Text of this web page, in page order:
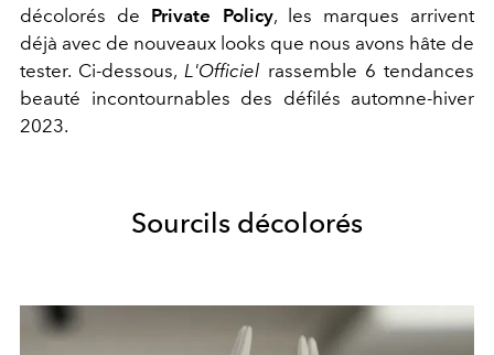
décolorés de Private Policy, les marques arrivent
déjà avec de nouveaux looks que nous avons hâte de
tester. Ci-dessous, L'Officiel rassemble 6 tendances
beauté incontournables des défilés automne-hiver
2023.
Sourcils décolorés